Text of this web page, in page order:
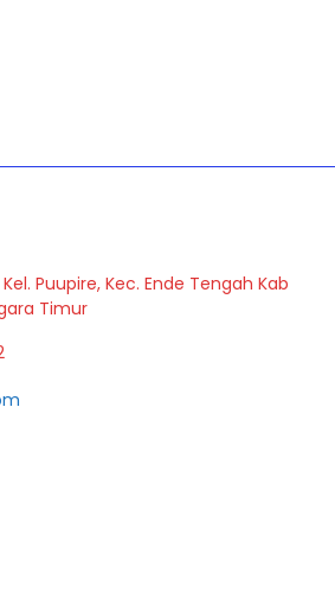
Puupire, Kec. Ende Tengah Kab
Timur